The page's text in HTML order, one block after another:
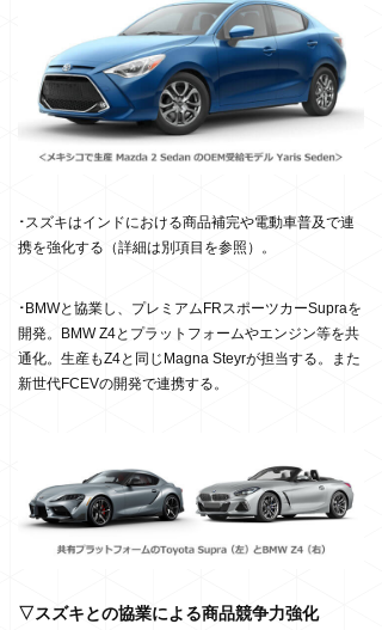
･スズキはインドにおける商品補完や電動車普及で連
携を強化する（詳細は別項目を参照）。
･ BMWと協業し、プレミアムFRスポーツカーSupraを
開発。BMW Z4とプラットフォームやエンジン等を共
通化。生産もZ4と同じMagna Steyrが担当する。また
新世代FCEVの開発で連携する。
▽スズキとの協業による商品競争力強化